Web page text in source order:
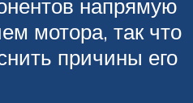
напрямую
мотора, так что
причины его